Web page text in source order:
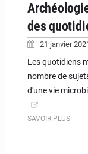
des
21 janvier
Les quotidiens
nombre de
d'une vie
SAVOIR PLUS